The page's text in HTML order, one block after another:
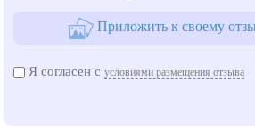
Приложить к своему
Я согласен сусловиями размещения отзыва